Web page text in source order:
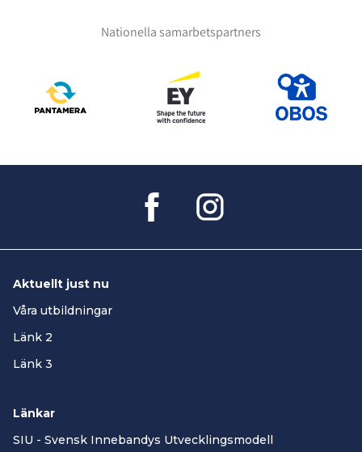
Nationella samarbetspartners
Aktuellt just nu
Våra utbildningar
Länk 2
Länk 3
Länkar
SIU - Svensk Innebandys Utvecklingsmodell